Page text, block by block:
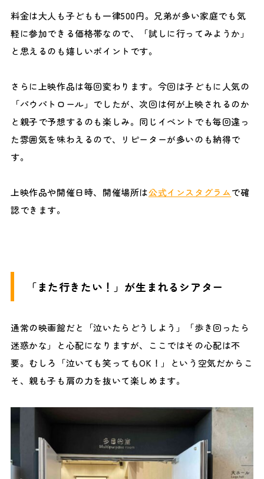
料金は大人も子どもも一律500円。兄弟が多い家庭でも気
軽に参加できる価格帯なので、「試しに行ってみようか」
と思えるのも嬉しいポイントです。
さらに上映作品は毎回変わります。今回は子どもに人気の
「パウパトロール」でしたが、次回は何が上映されるのか
と親子で予想するのも楽しみ。同じイベントでも毎回違っ
た雰囲気を味わえるので、リピーターが多いのも納得で
す。
上映作品や開催日時、開催場所は公式インスタグラムで確
認できます。
「また行きたい！」が生まれるシアター
通常の映画館だと「泣いたらどうしよう」「歩き回ったら
迷惑かな」と心配になりますが、ここではその心配は不
要。むしろ「泣いても笑ってもOK！」という空気だからこ
そ、親も子も肩の力を抜いて楽しめます。